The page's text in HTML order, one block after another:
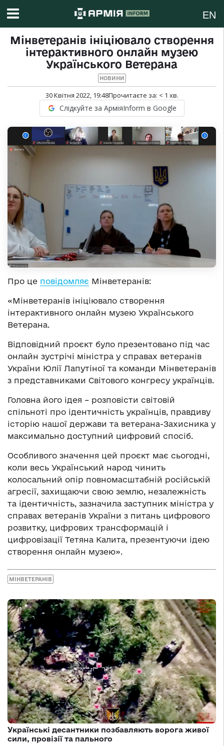
EN
Мінветеранів ініціювало створення
інтерактивного онлайн музею
Українського Ветерана
НОВИНИ
30 Квітня 2022, 19:48Прочитаєте за: < 1 хв.
Слідкуйте за АрміяInform в Google
Про це повідомляє Мінветеранів:
«Мінветеранів ініціювало створення
інтерактивного онлайн музею Українського
Ветерана.
Відповідний проєкт було презентовано під час
онлайн зустрічі міністра у справах ветеранів
України Юлії Лапутіної та команди Мінветеранів
з представниками Світового конгресу українців.
Головна його ідея – розповісти світовій
спільноті про ідентичність українців, правдиву
історію нашої держави та ветерана-Захисника у
максимально доступний цифровий спосіб.
Особливого значення цей проєкт має сьогодні,
коли весь Український народ чинить
колосальний опір повномасштабній російській
агресії, захищаючи свою землю, незалежність
та ідентичність, зазначила заступник міністра у
справах ветеранів України з питань цифрового
розвитку, цифрових трансформацій і
цифровізації Тетяна Калита, презентуючи ідею
створення онлайн музею».
МІНВЕТЕРАНІВ
Українські десантники позбавляють ворога живої
сили, провізії та пального